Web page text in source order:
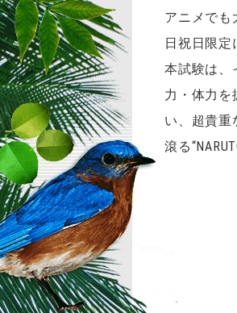
アニメでも
日祝日限定
本試験は、
力・体力を
い、超貴重
滾る